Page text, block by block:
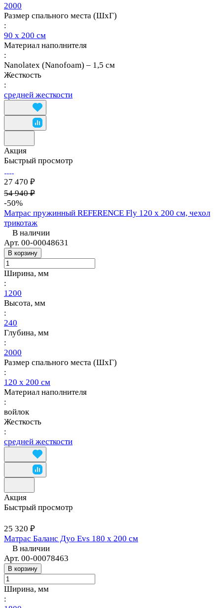
2000
Размер спального места (ШхГ)
:
90 х 200 см
Материал наполнителя
:
Nanolatex (Nanofoam) – 1,5 см
Жесткость
:
средней жесткости
Акция
Быстрый просмотр
27 470 ₽
54 940 ₽
-50%
Матрас пружинный REFERENCE Fly 120 х 200 см, чехол
трикотаж
В наличии
Арт. 00-00048631
В корзину
Ширина, мм
:
1200
Высота, мм
:
240
Глубина, мм
:
2000
Размер спального места (ШхГ)
:
120 х 200 см
Материал наполнителя
:
войлок
Жесткость
:
средней жесткости
Акция
Быстрый просмотр
25 320 ₽
Матрас Баланс Дуо Evs 180 х 200 см
В наличии
Арт. 00-00078463
В корзину
Ширина, мм
: